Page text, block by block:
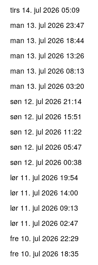
tirs 14. jul 2026 05:09
man 13. jul 2026 23:47
man 13. jul 2026 18:44
man 13. jul 2026 13:26
man 13. jul 2026 08:13
man 13. jul 2026 03:20
søn 12. jul 2026 21:14
søn 12. jul 2026 15:51
søn 12. jul 2026 11:22
søn 12. jul 2026 05:47
søn 12. jul 2026 00:38
lør 11. jul 2026 19:54
lør 11. jul 2026 14:00
lør 11. jul 2026 09:13
lør 11. jul 2026 02:47
fre 10. jul 2026 22:29
fre 10. jul 2026 18:35